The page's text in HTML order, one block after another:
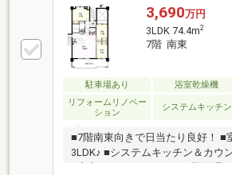
3,690万円
3LDK 74.4m2
7階 南東
駐車場あり 浴室乾燥機
リフォームリノベー
ション
システムキッチン
■7階南東向きで日当たり良好！ ■室内設備充実の
3LDK♪ ■システムキッチン＆カウンターキッチン完備
■安心のオートロック＆日勤管理 ■全居室フローリング